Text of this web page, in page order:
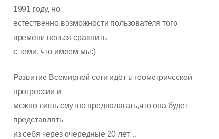
1991 году, но
естественно возможности пользователя того
времени нельзя сравнить
с теми, что имеем мы:)
Развитие Всемирной сети идёт в геометрической
прогрессии и
можно лишь смутно предполагать,что она будет
представлять
из себя через очередные 20 лет…